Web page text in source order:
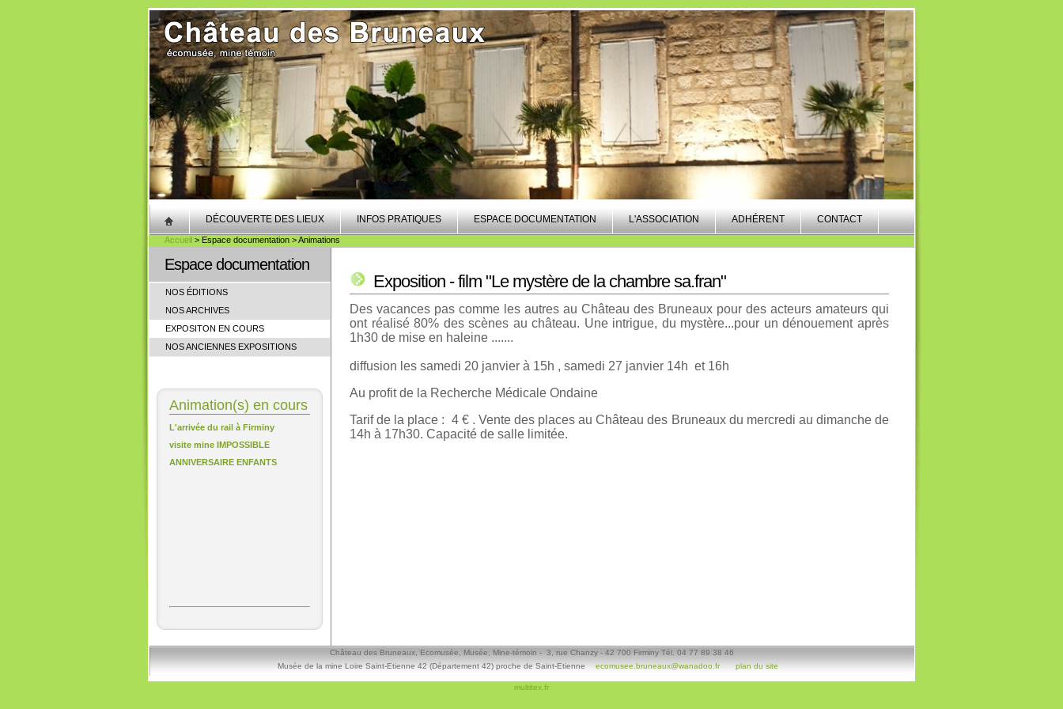
DÉCOUVERTE DES LIEUX INFOS PRATIQUES ESPACE DOCUMENTATION L'ASSOCIATION ADHÉRENT CONTACT
Accueil > Espace documentation > Animations
Espace documentation
NOS ÉDITIONS
NOS ARCHIVES
EXPOSITON EN COURS
NOS ANCIENNES EXPOSITIONS
Animation(s) en cours
L'arrivée du rail à Firminy
visite mine IMPOSSIBLE
ANNIVERSAIRE ENFANTS
Exposition - film "Le mystère de la chambre sa.fran"
Des vacances pas comme les autres au Château des Bruneaux pour des acteurs amateurs qui
ont réalisé 80% des scènes au château. Une intrigue, du mystère...pour un dénouement après
1h30 de mise en haleine .......
diffusion les samedi 20 janvier à 15h , samedi 27 janvier 14h et 16h
Au profit de la Recherche Médicale Ondaine
Tarif de la place : 4 € . Vente des places au Château des Bruneaux du mercredi au dimanche de
14h à 17h30. Capacité de salle limitée.
Château des Bruneaux, Ecomusée, Musée, Mine-témoin - 3, rue Chanzy - 42 700 Firminy Tél. 04 77 89 38 46
Musée de la mine Loire Saint-Etienne 42 (Département 42) proche de Saint-Etienne
ecomusee.bruneaux@wanadoo.fr plan du site
multitex.fr